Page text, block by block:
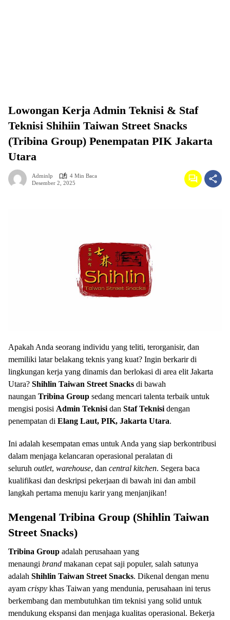
Lowongan Kerja Admin Teknisi & Staf
Teknisi Shihiin Taiwan Street Snacks
(Tribina Group) Penempatan PIK Jakarta
Utara
Adminlp
4 Min Baca
Desember 2, 2025
Apakah Anda seorang individu yang teliti, terorganisir, dan
memiliki latar belakang teknis yang kuat? Ingin berkarir di
lingkungan kerja yang dinamis dan berlokasi di area elit Jakarta
Utara? Shihlin Taiwan Street Snacks di bawah
naungan Tribina Group sedang mencari talenta terbaik untuk
mengisi posisi Admin Teknisi dan Staf Teknisi dengan
penempatan di Elang Laut, PIK, Jakarta Utara.
Ini adalah kesempatan emas untuk Anda yang siap berkontribusi
dalam menjaga kelancaran operasional peralatan di
seluruh outlet, warehouse, dan central kitchen. Segera baca
kualifikasi dan deskripsi pekerjaan di bawah ini dan ambil
langkah pertama menuju karir yang menjanjikan!
Mengenal Tribina Group (Shihlin Taiwan
Street Snacks)
Tribina Group adalah perusahaan yang
menaungi brand makanan cepat saji populer, salah satunya
adalah Shihlin Taiwan Street Snacks. Dikenal dengan menu
ayam crispy khas Taiwan yang mendunia, perusahaan ini terus
berkembang dan membutuhkan tim teknisi yang solid untuk
mendukung ekspansi dan menjaga kualitas operasional. Bekerja